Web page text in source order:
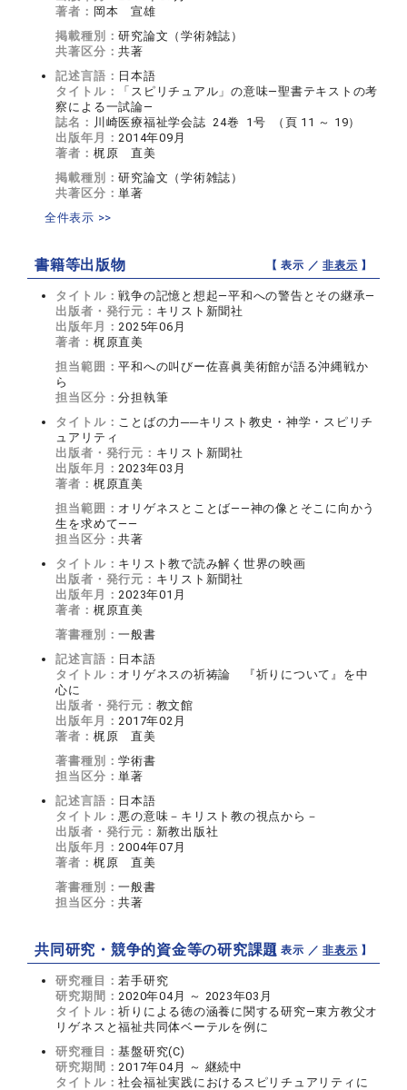
著者： 岡本 宣雄
掲載種別：研究論文（学術雑誌）
共著区分：共著
記述言語： 日本語
タイトル：
「スピリチュアル」の意味―聖書テキストの考
察による一試論―
誌名： 川崎医療福祉学会誌 24巻 1号 （頁 11 ～ 19）
出版年月：2014年09月
著者： 梶原 直美
掲載種別：研究論文（学術雑誌）
共著区分：単著
全件表示 >>
書籍等出版物 【 表示 ／非表示 】
タイトル：戦争の記憶と想起―平和への警告とその継承―
出版者・発行元： キリスト新聞社
出版年月：2025年06月
著者： 梶原直美
担当範囲：平和への叫びー佐喜眞美術館が語る沖縄戦か
ら
担当区分：分担執筆
タイトル： ことばの力──キリスト教史・神学・スピリチ
ュアリティ
出版者・発行元： キリスト新聞社
出版年月：2023年03月
著者： 梶原直美
担当範囲： オリゲネスとことば――神の像とそこに向かう
生を求めて――
担当区分：共著
タイトル： キリスト教で読み解く世界の映画
出版者・発行元： キリスト新聞社
出版年月：2023年01月
著者： 梶原直美
著書種別：一般書
記述言語： 日本語
タイトル： オリゲネスの祈祷論 『祈りについて』を中
心に
出版者・発行元： 教文館
出版年月：2017年02月
著者： 梶原 直美
著書種別：学術書
担当区分：単著
記述言語： 日本語
タイトル：悪の意味－キリスト教の視点から－
出版者・発行元： 新教出版社
出版年月：2004年07月
著者： 梶原 直美
著書種別：一般書
担当区分：共著
共同研究・競争的資金等の研究課題【 表示 ／非表示 】
研究種目：若手研究
研究期間：2020年04月 ～ 2023年03月
タイトル：祈りによる徳の涵養に関する研究―東方教父オ
リゲネスと福祉共同体ベーテルを例に
研究種目：基盤研究(C)
研究期間：2017年04月 ～ 継続中
タイトル：社会福祉実践におけるスピリチュアリティに